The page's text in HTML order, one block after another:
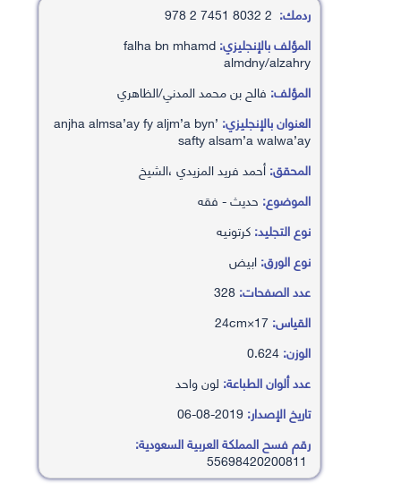
ردمك:
المؤلف بالإنجليزي:falha bn mhamd
almdny/alzahry
المؤلف: فالح بن محمد المدني/الظاهري
العنوان بالإنجليزي: ’anjha almsa’ay fy aljm’a byn
safty alsam’a walwa’ay
المحقق:أحمد فريد المزيدي ،الشيخ
الموضوع: حديث - فقه
نوع التجليد:كرتونيه
نوع الورق:ابيض
عدد الصفحات:
القياس:
الوزن:
عدد ألوان الطباعة: لون واحد
تاريخ الإصدار:
رقم فسح المملكة العربية السعودية:
55698420200811